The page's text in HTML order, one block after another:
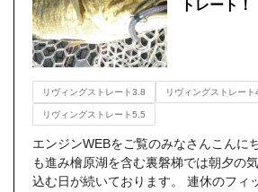
トレート！
リヴィングストレート3.8 リヴィングストレート
リヴィングストレート5.5
エンジンWEBをご覧のみなさんこんに
も進み檜原湖を含む裏磐梯では朝夕の
込む日が続いております。 連休のフィ